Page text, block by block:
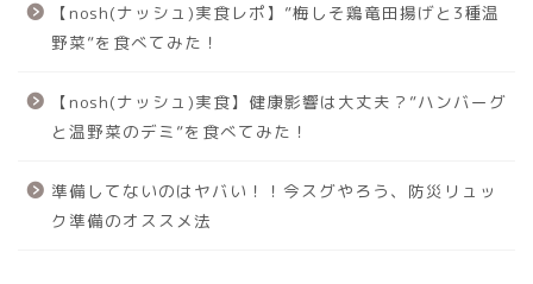
【nosh(ナッシュ)実食レポ】”梅しそ鶏竜田揚げと3種温
野菜”を食べてみた！
【nosh(ナッシュ)実食】健康影響は大丈夫？”ハンバーグ
と温野菜のデミ”を食べてみた！
準備してないのはヤバい！！今スグやろう、防災リュッ
ク準備のオススメ法